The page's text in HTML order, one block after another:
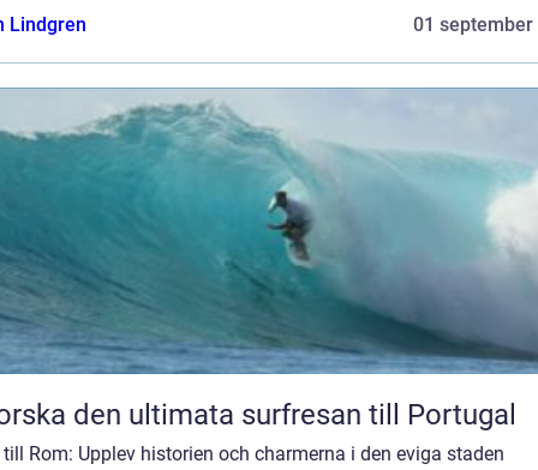
Lindgren
01 september
den ultimata surfresan till Portugal
till Rom: Upplev historien och charmerna i den eviga staden